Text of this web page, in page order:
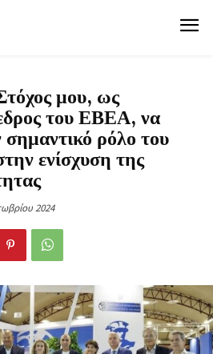
μου, ως
του ΕΒΕΑ, να
σημαντικό ρόλο του
ενίσχυση της
2024